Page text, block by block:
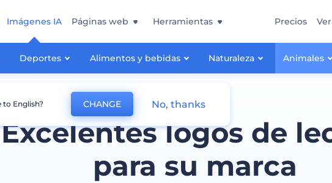
Imágenes IA
Deportes Alimentos y bebidas Naturaleza Animales
Páginas web Herramientas Precios Ver
Excelentes logos de
para su marca
English? CHANGE No, thanks